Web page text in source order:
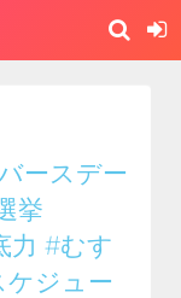
ースデー
挙
力 #むす
ジュー